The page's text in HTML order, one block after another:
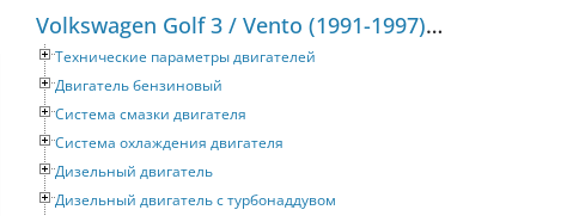
Volkswagen Golf 3 / Vento (1991-1997) Руководство по ремонту и техническому обслуживанию
Технические параметры двигателей
Двигатель бензиновый
Система смазки двигателя
Система охлаждения двигателя
Дизельный двигатель
Дизельный двигатель с турбонаддувом